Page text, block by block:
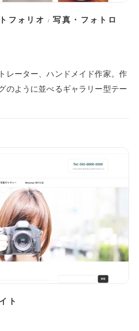
フォリオ /写真・フォトロ
レーター、ハンドメイド作家。作
のように並べるギャラリー型テー
ト